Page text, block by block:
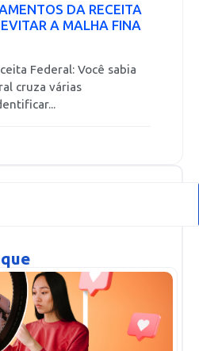
DA RECEITA
A MALHA FINA
Federal: Você sabia
cruza várias